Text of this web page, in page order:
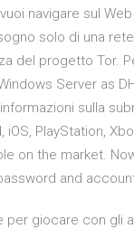
navigare sul
solo di una
del progetto Tor.
Server as
sulla
iOS, PlayStation,
on the market.
and
per giocare con gli